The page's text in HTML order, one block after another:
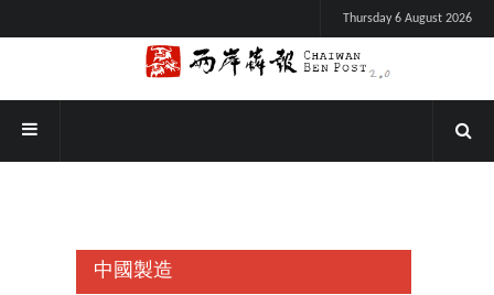
Thursday 6 August 2026
中國製造